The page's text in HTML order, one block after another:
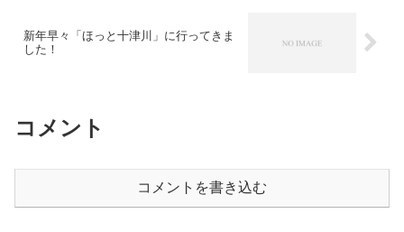
新年早々「ほっと十津川」に行ってきま
した！
コメント
コメントを書き込む